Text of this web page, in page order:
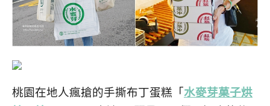
桃園在地人瘋搶的手撕布丁蛋糕「水麥芽菓子烘